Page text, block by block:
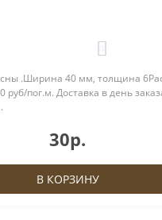
.Ширина 40 мм, толщина
руб/пог.м. Доставка в день
30р.
В КОРЗИНУ